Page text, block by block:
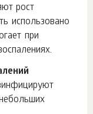
рост
использовано
при